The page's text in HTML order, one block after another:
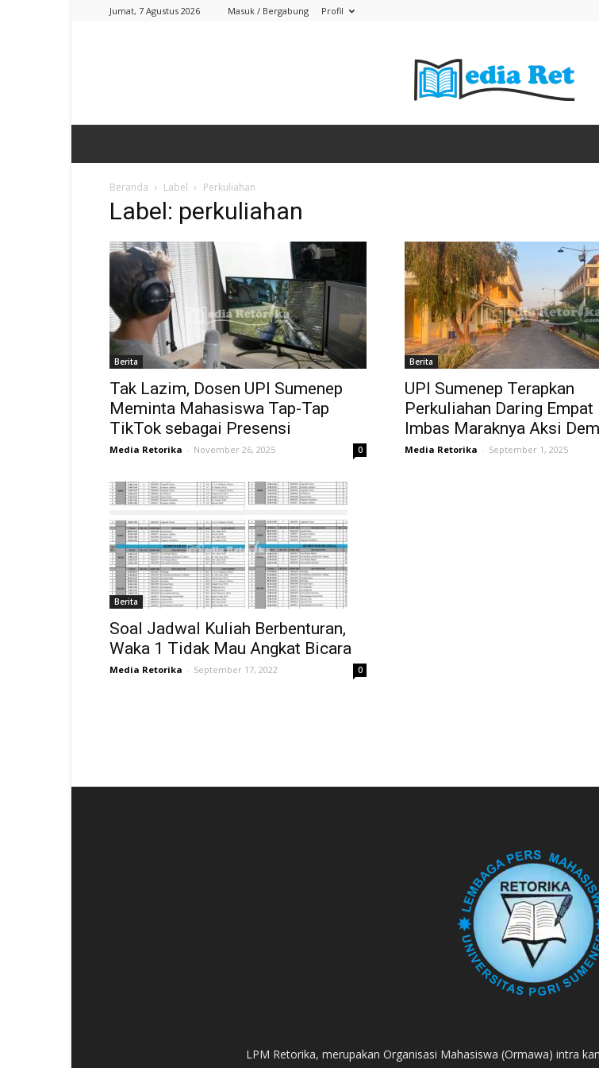
Jumat, 7 Agustus 2026 Masuk / Bergabung Profil
Retorika
Beranda Label Perkuliahan
Label: perkuliahan
Berita
Tak Lazim, Dosen UPI Sumenep
Meminta Mahasiswa Tap-Tap
TikTok sebagai Presensi
Media Retorika - November 26, 2025 0
Berita
UPI Sumenep Terapkan
Perkuliahan Daring Empat
Imbas Maraknya Aksi
Media Retorika - September 1, 2025
Berita
Soal Jadwal Kuliah Berbenturan,
Waka 1 Tidak Mau Angkat Bicara
Media Retorika - September 17, 2022 0
LPM Retorika, merupakan Organisasi Mahasiswa (Ormawa) intra